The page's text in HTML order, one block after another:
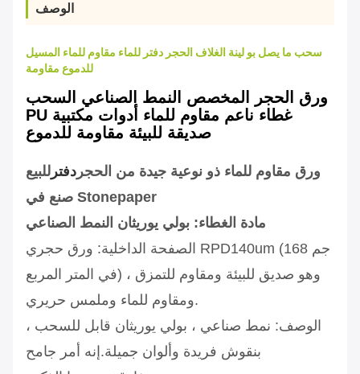
الوصف
سحب ما يصل بو لينة الغلاف الحجر دفتر للماء مقاوم للماء المسيل
للدموع مقاومة
ورق الحجر المخصص النمط الصناعي السحب
PU غطاء ناعم مقاوم للماء أدوات مكتبية
صديقة للبيئة مقاومة للدموع
ورق مقاوم للماء ذو ​​نوعية جيدة من الحجر دفتر للبيع
صنع في Stonepaper
مادة الغطاء: بولي يوريثان النمط الصناعي
الصفحة الداخلية: ورق حجري RPD140um (168 جم
في المتر المربع) ، وهو صديق للبيئة ومقاوم للتمزق
ومقاوم للماء وملمس حريري.
الوصف: نمط صناعي ، بولي يوريثان قابل للسحب ،
بنقوش فريدة وألوان جميلة.إنه أمر جامح